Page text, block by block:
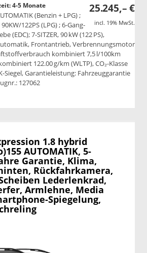
25.245,– €
incl. 19% MwSt.
4-5 Monate
(Benzin + LPG) ;
122PS (LPG) ; 6-Gang-
(EDC); 7-SITZER, 90 kW (122 PS),
Frontantrieb, Verbrennungsmotor
kombiniert 7,5 l/100km
122.00 g/km (WLTP), CO₂-Klasse
Siegel, Garantieleistung: Fahrzeuggarantie
127062
drucken
1.8 hybrid
AUTOMATIK, 5-
Garantie, Klima,
Rückfahrkamera,
Lederlenkrad,
Armlehne, Media
Spiegelung,